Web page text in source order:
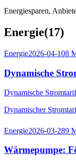
Energiesparen,
Energie(17)
Energie2026-04-108
Dynamische
Dynamische
Dynamischer
Energie2026-03-289
Wärmepumpe: